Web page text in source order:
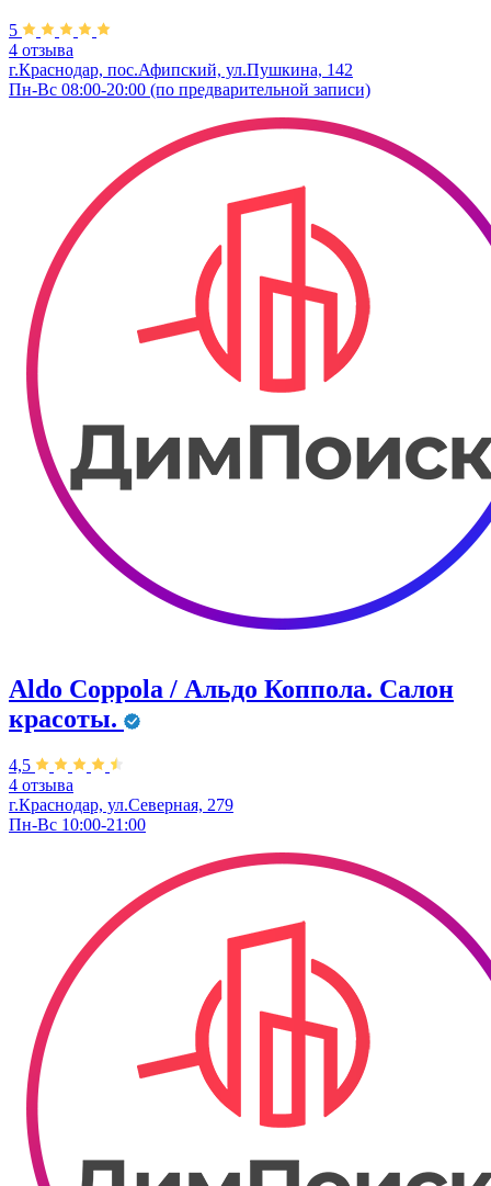
5
4 отзыва
г.Краснодар, пос.Афипский, ул.Пушкина, 142
Пн-Вс 08:00-20:00 (по предварительной записи)
Aldo Coppola / Альдо Коппола. Салон
красоты.
4,5
4 отзыва
г.Краснодар, ул.Северная, 279
Пн-Вс 10:00-21:00